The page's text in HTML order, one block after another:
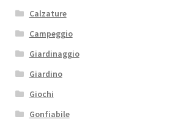
Calzature
Campeggio
Giardinaggio
Giardino
Giochi
Gonfiabile